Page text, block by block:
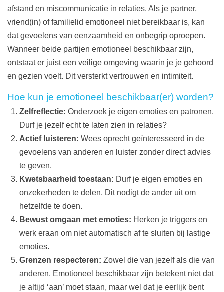
afstand en miscommunicatie in relaties. Als je partner,
vriend(in) of familielid emotioneel niet bereikbaar is, kan
dat gevoelens van eenzaamheid en onbegrip oproepen.
Wanneer beide partijen emotioneel beschikbaar zijn,
ontstaat er juist een veilige omgeving waarin je je gehoord
en gezien voelt. Dit versterkt vertrouwen en intimiteit.
Hoe kun je emotioneel beschikbaar(er) worden?
Zelfreflectie: Onderzoek je eigen emoties en patronen.
Durf je jezelf echt te laten zien in relaties?
Actief luisteren: Wees oprecht geïnteresseerd in de
gevoelens van anderen en luister zonder direct advies
te geven.
Kwetsbaarheid toestaan: Durf je eigen emoties en
onzekerheden te delen. Dit nodigt de ander uit om
hetzelfde te doen.
Bewust omgaan met emoties: Herken je triggers en
werk eraan om niet automatisch af te sluiten bij lastige
emoties.
Grenzen respecteren: Zowel die van jezelf als die van
anderen. Emotioneel beschikbaar zijn betekent niet dat
je altijd ‘aan’ moet staan, maar wel dat je eerlijk bent